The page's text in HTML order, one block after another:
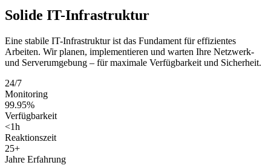
Solide IT-Infrastruktur
Eine stabile IT-Infrastruktur ist das Fundament für effizientes
Arbeiten. Wir planen, implementieren und warten Ihre Netzwerk-
und Serverumgebung – für maximale Verfügbarkeit und Sicherheit.
24/7
Monitoring
99.95%
Verfügbarkeit
<1h
Reaktionszeit
25+
Jahre Erfahrung